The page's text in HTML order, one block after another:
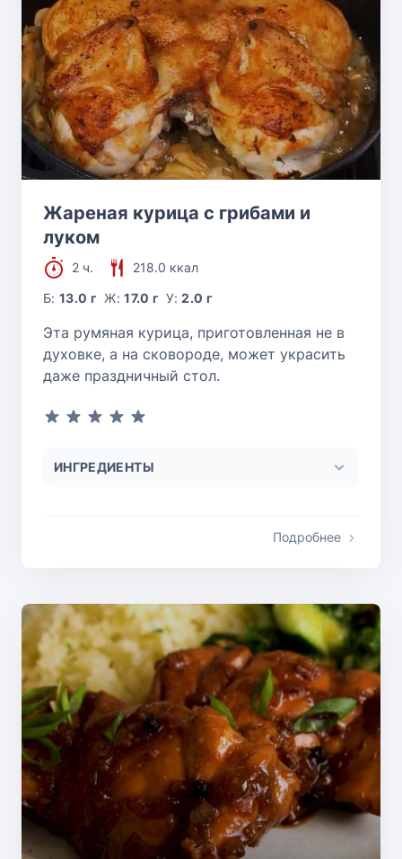
Жареная курица с грибами и
луком
2 ч.
218.0 ккал
Б:13.0 г Ж:17.0 г У:2.0 г
Эта румяная курица, приготовленная не в
духовке, а на сковороде, может украсить
даже праздничный стол.
ИНГРЕДИЕНТЫ
Подробнее